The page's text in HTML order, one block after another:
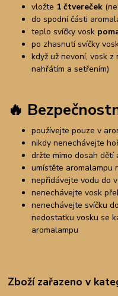
vložte 1 čtvereček
do spodní části
teplo svíčky vosk
po zhasnutí svíčky
když už nevoní, vosk z
nahřátím a setřením)
🔥
používejte pouze v
nikdy nenechávejte
držte mimo dosah dětí
umístěte aromalampu
nepřidávejte vodu do
nenechávejte vosk
nenechávejte svíčku
nedostatku vosku se
aromalampu
Zboží zařazeno v